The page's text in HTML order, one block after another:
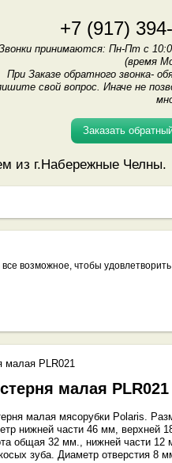
+7 (917)
принимаются: Пн-Пт с
(время
При Заказе обратного звонка-
свой вопрос. Иначе не
Заказать
из г.Набережные Челны.
возможное, чтобы
малая PLR021
малая PLR021
малая мясорубки Polaris.
нижней части 46 мм, верхней
общая 32 мм., нижней части 12
зуба. Диаметр отверстия 8